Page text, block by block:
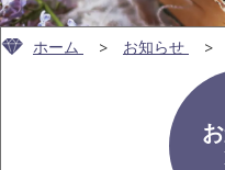
ホーム お知らせ